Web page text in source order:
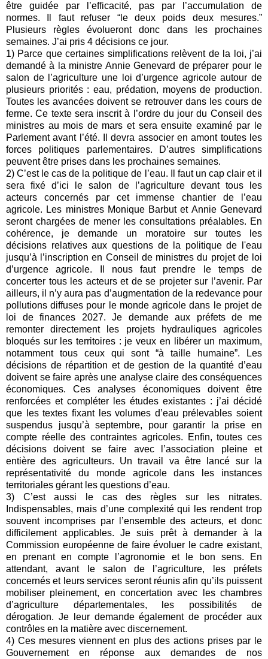
être guidée par l’efficacité, pas par l’accumulation de
normes. Il faut refuser “le deux poids deux mesures.”
Plusieurs règles évolueront donc dans les prochaines
semaines. J’ai pris 4 décisions ce jour.
1) Parce que certaines simplifications relèvent de la loi, j’ai
demandé à la ministre Annie Genevard de préparer pour le
salon de l’agriculture une loi d’urgence agricole autour de
plusieurs priorités : eau, prédation, moyens de production.
Toutes les avancées doivent se retrouver dans les cours de
ferme. Ce texte sera inscrit à l’ordre du jour du Conseil des
ministres au mois de mars et sera ensuite examiné par le
Parlement avant l’été. Il devra associer en amont toutes les
forces politiques parlementaires. D’autres simplifications
peuvent être prises dans les prochaines semaines.
2) C’est le cas de la politique de l’eau. Il faut un cap clair et il
sera fixé d’ici le salon de l’agriculture devant tous les
acteurs concernés par cet immense chantier de l’eau
agricole. Les ministres Monique Barbut et Annie Genevard
seront chargées de mener les consultations préalables. En
cohérence, je demande un moratoire sur toutes les
décisions relatives aux questions de la politique de l'eau
jusqu’à l’inscription en Conseil de ministres du projet de loi
d’urgence agricole. Il nous faut prendre le temps de
concerter tous les acteurs et de se projeter sur l’avenir. Par
ailleurs, il n’y aura pas d’augmentation de la redevance pour
pollutions diffuses pour le monde agricole dans le projet de
loi de finances 2027. Je demande aux préfets de me
remonter directement les projets hydrauliques agricoles
bloqués sur les territoires : je veux en libérer un maximum,
notamment tous ceux qui sont “à taille humaine”. Les
décisions de répartition et de gestion de la quantité d’eau
doivent se faire après une analyse claire des conséquences
économiques. Ces analyses économiques doivent être
renforcées et compléter les études existantes : j’ai décidé
que les textes fixant les volumes d’eau prélevables soient
suspendus jusqu’à septembre, pour garantir la prise en
compte réelle des contraintes agricoles. Enfin, toutes ces
décisions doivent se faire avec l’association pleine et
entière des agriculteurs. Un travail va être lancé sur la
représentativité du monde agricole dans les instances
territoriales gérant les questions d’eau.
3) C’est aussi le cas des règles sur les nitrates.
Indispensables, mais d’une complexité qui les rendent trop
souvent incomprises par l’ensemble des acteurs, et donc
difficilement applicables. Je suis prêt à demander à la
Commission européenne de faire évoluer le cadre existant,
en prenant en compte l’agronomie et le bon sens. En
attendant, avant le salon de l’agriculture, les préfets
concernés et leurs services seront réunis afin qu’ils puissent
mobiliser pleinement, en concertation avec les chambres
d’agriculture départementales, les possibilités de
dérogation. Je leur demande également de procéder aux
contrôles en la matière avec discernement.
4) Ces mesures viennent en plus des actions prises par le
Gouvernement en réponse aux demandes de nos